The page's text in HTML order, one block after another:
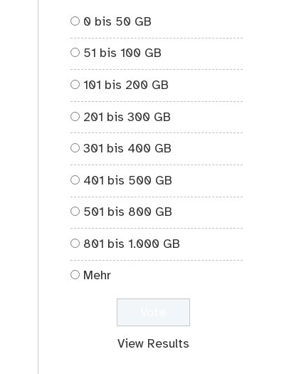
0 bis 50 GB
51 bis 100 GB
101 bis 200 GB
201 bis 300 GB
301 bis 400 GB
401 bis 500 GB
501 bis 800 GB
801 bis 1.000 GB
Mehr
View Results